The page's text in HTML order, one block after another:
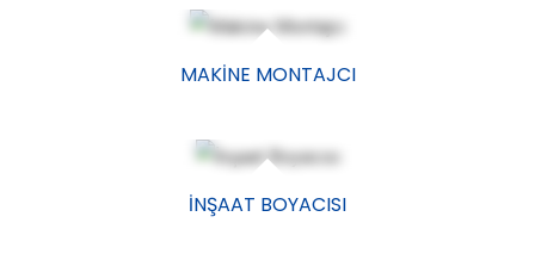
MAKINE MONTAJCI
İNŞAAT BOYACISI